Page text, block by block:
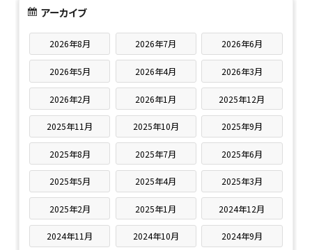
アーカイブ
2026年8月 2026年7月 2026年6月
2026年5月 2026年4月 2026年3月
2026年2月 2026年1月 2025年12月
2025年11月 2025年10月 2025年9月
2025年8月 2025年7月 2025年6月
2025年5月 2025年4月 2025年3月
2025年2月 2025年1月 2024年12月
2024年11月 2024年10月 2024年9月